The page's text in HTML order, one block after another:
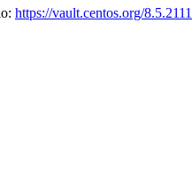
https://vault.centos.org/